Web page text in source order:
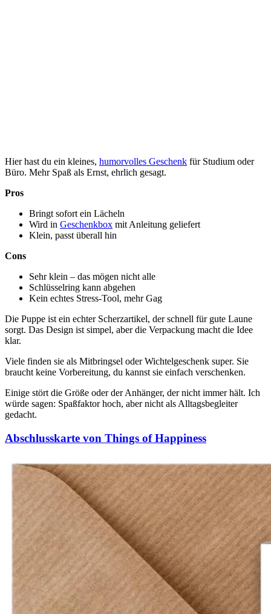
Hier hast du ein kleines, humorvolles Geschenk für Studium oder
Büro. Mehr Spaß als Ernst, ehrlich gesagt.
Pros
Bringt sofort ein Lächeln
Wird in Geschenkbox mit Anleitung geliefert
Klein, passt überall hin
Cons
Sehr klein – das mögen nicht alle
Schlüsselring kann abgehen
Kein echtes Stress-Tool, mehr Gag
Die Puppe ist ein echter Scherzartikel, der schnell für gute Laune
sorgt. Das Design ist simpel, aber die Verpackung macht die Idee
klar.
Viele finden sie als Mitbringsel oder Wichtelgeschenk super. Sie
braucht keine Vorbereitung, du kannst sie einfach verschenken.
Einige stört die Größe oder der Anhänger, der nicht immer hält. Ich
würde sagen: Spaßfaktor hoch, aber nicht als Alltagsbegleiter
gedacht.
Abschlusskarte von Things of Happiness